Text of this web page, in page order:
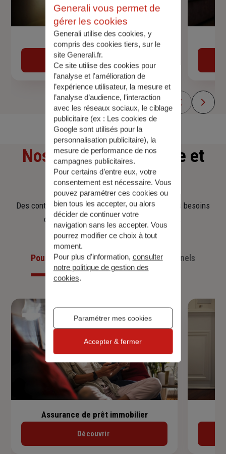
Devis assurance auto
Obtenir une estimation
Nos offresd'assurance et
d'épargne
Des contrats clairs et flexibles pour sécuriser vos besoins
d’aujourd’hui et anticiper ceux de demain.
Pour les particuliersPour les professionnels
Assurance de prêt immobilier
Découvrir
Generali vous permet de
gérer les cookies
Generali utilise des cookies, y
compris des cookies tiers, sur le
site Generali.fr.
Ce site utilise des cookies pour
l’analyse et l'amélioration de
l’expérience utilisateur, la mesure et
l’analyse d’audience, l’interaction
avec les réseaux sociaux, le ciblage
publicitaire (ex : Les cookies de
Google sont utilisés pour la
personnalisation publicitaire), la
mesure de performance de nos
campagnes publicitaires.
Pour certains d’entre eux, votre
consentement est nécessaire. Vous
pouvez paramétrer ces cookies ou
bien tous les accepter, ou alors
décider de continuer votre
navigation sans les accepter. Vous
pourrez modifier ce choix à tout
moment.
Pour plus d’information, consulter
notre politique de gestion des
cookies.
Paramétrer mes cookies
Accepter & fermer